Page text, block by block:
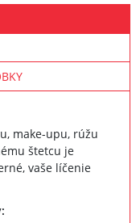
make-upu, rúžu
štetcu je
vaše líčenie